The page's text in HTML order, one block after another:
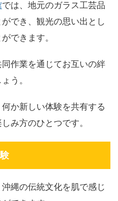
では、地元のガラス工芸品
でき、観光の思い出とし
できます。
作業を通じてお互いの絆
う。
か新しい体験を共有する
み方のひとつです。
沖縄の伝統文化を肌で感じ